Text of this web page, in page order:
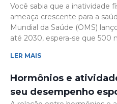
Você sabia que a inatividade
ameaça crescente para a
Mundial da Saúde (OMS)
até 2030, espera-se que 500
LER MAIS
Hormônios e
seu desempenho